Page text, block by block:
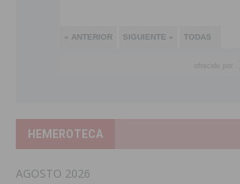
HEMEROTECA
AGOSTO 2026